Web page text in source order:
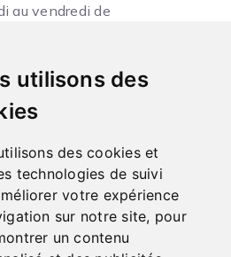
utilisons des
des cookies et
technologies de suivi
votre expérience
sur notre site, pour
un contenu
au vendredi de
et de 14h à 18h
de ventes
|
| Cookies